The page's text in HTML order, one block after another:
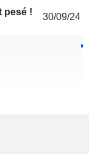
pesé ! 30/09/24